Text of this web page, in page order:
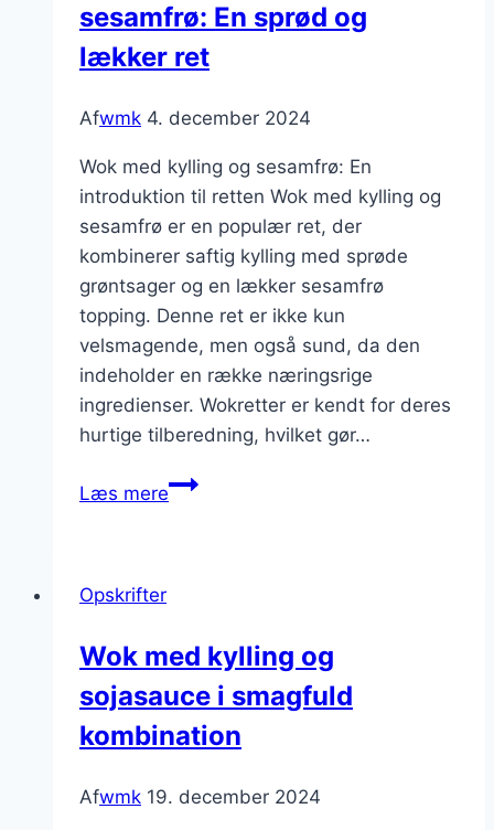
sesamfrø: En sprød og
lækker ret
Afwmk 4. december 2024
Wok med kylling og sesamfrø: En
introduktion til retten Wok med kylling og
sesamfrø er en populær ret, der
kombinerer saftig kylling med sprøde
grøntsager og en lækker sesamfrø
topping. Denne ret er ikke kun
velsmagende, men også sund, da den
indeholder en række næringsrige
ingredienser. Wokretter er kendt for deres
hurtige tilberedning, hvilket gør…
Læs mereWok
sprød
og
lækker
ret
Opskrifter
Wok med kylling og
sojasauce i smagfuld
kombination
Afwmk 19. december 2024